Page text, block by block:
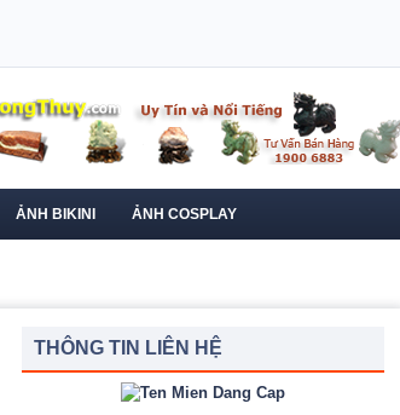
ẢNH BIKINI ẢNH COSPLAY
THÔNG TIN LIÊN HỆ